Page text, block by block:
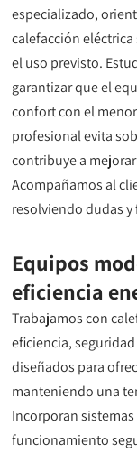
especializado,
calefacción
el uso previsto.
garantizar que el
confort con el
profesional evita
contribuye a
Acompañamos al
resolviendo dudas
Equipos
eficiencia
Trabajamos con
eficiencia,
diseñados para
manteniendo una
Incorporan
funcionamiento